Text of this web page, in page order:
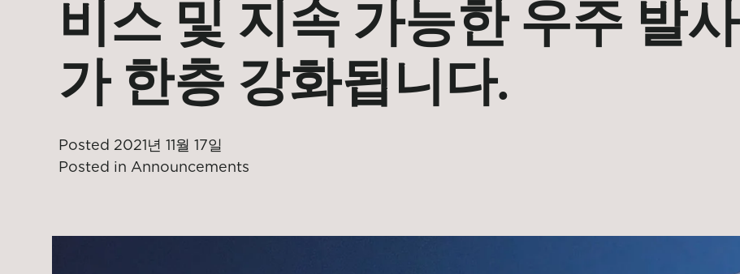
비스 및 지속 가능한 우주 발사
가 한층 강화됩니다.
Posted 2021년 11월 17일
Posted in Announcements